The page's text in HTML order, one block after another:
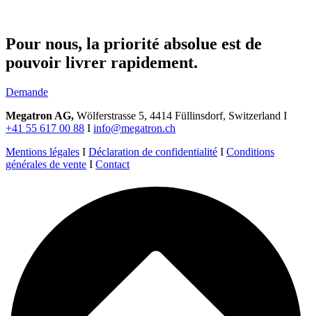
Pour nous, la priorité absolue est de
pouvoir livrer rapidement.
Demande
Megatron AG, Wölferstrasse 5, 4414 Füllinsdorf, Switzerland I
+41 55 617 00 88 I info@megatron.ch
Mentions légales I Déclaration de confidentialité I Conditions
générales de vente I Contact